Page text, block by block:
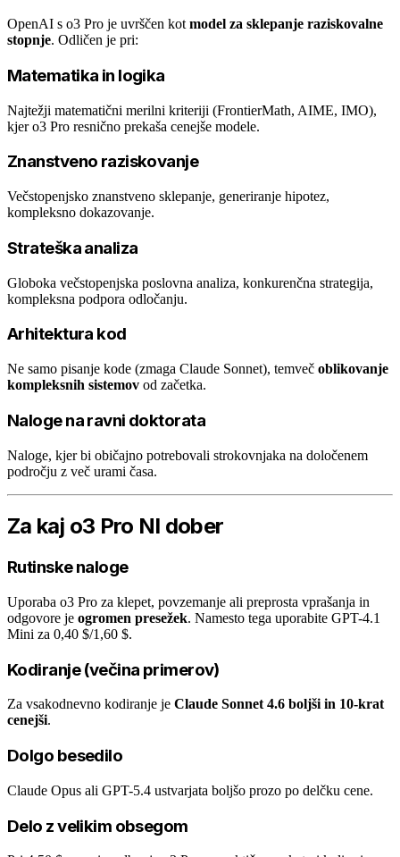
OpenAI s o3 Pro je uvrščen kot model za sklepanje raziskovalne
stopnje. Odličen je pri:
Matematika in logika
Najtežji matematični merilni kriteriji (FrontierMath, AIME, IMO),
kjer o3 Pro resnično prekaša cenejše modele.
Znanstveno raziskovanje
Večstopenjsko znanstveno sklepanje, generiranje hipotez,
kompleksno dokazovanje.
Strateška analiza
Globoka večstopenjska poslovna analiza, konkurenčna strategija,
kompleksna podpora odločanju.
Arhitektura kod
Ne samo pisanje kode (zmaga Claude Sonnet), temveč oblikovanje
kompleksnih sistemov od začetka.
Naloge na ravni doktorata
Naloge, kjer bi običajno potrebovali strokovnjaka na določenem
področju z več urami časa.
Za kaj o3 Pro NI dober
Rutinske naloge
Uporaba o3 Pro za klepet, povzemanje ali preprosta vprašanja in
odgovore je ogromen presežek. Namesto tega uporabite GPT-4.1
Mini za 0,40 $/1,60 $.
Kodiranje (večina primerov)
Za vsakodnevno kodiranje je Claude Sonnet 4.6 boljši in 10-krat
cenejši.
Dolgo besedilo
Claude Opus ali GPT-5.4 ustvarjata boljšo prozo po delčku cene.
Delo z velikim obsegom